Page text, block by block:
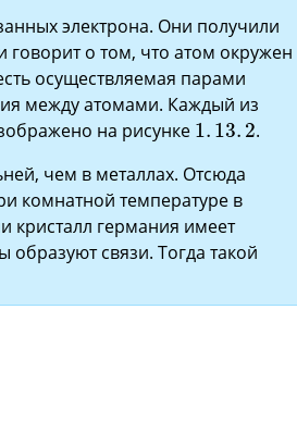
электрона. Они получили
говорит о том, что атом окружен
осуществляемая парами
между атомами. Каждый из
на рисунке 1. 13. 2
1.13 2.
чем в металлах. Отсюда
комнатной температуре в
кристалл германия имеет
связи. Тогда такой